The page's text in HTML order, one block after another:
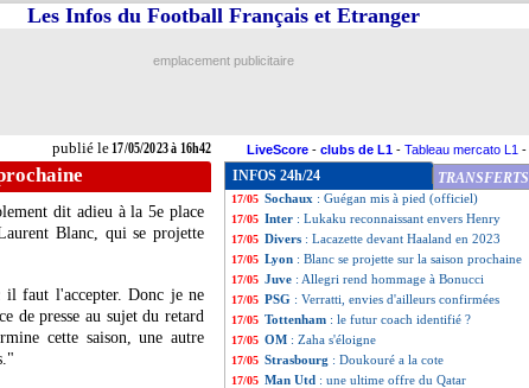
publié le17/05/2023 à 16h42
Les Infos du Football Français et Etranger
emplacement publicitaire
LiveScore - clubs de L1 - Tableau mercato L1 -
dit adieu à la 5e place
Blanc, qui se projette
il faut l'accepter. Donc je ne
de presse au sujet du retard
cette saison, une autre
INFOS 24h/24 TRANSFERTS
17/05 OM: Sanchez, rendez-vous imminent
17/05 PSG
17/05 Bayern : les barbelés pour Kimmich ?
17/05 PSG: Ruiz veut convaincre Campos
17/05 Sochaux : Guégan mis à pied (officiel)
17/05 Inter : Lukaku reconnaissant envers Henry
17/05 Divers : Lacazette devant Haaland en 2023
17/05 Lyon : Blanc se projette sur la saison prochaine
17/05 Juve : Allegri rend hommage à Bonucci
17/05 PSG : Verratti, envies d'ailleurs confirmées
17/05 Tottenham : le futur coach identifié ?
17/05 OM : Zaha s'éloigne
17/05 Strasbourg : Doukouré a la cote
17/05 Man Utd : une ultime offre du Qatar